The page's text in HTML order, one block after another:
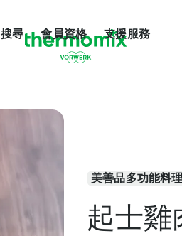
搜尋 會員資格 支援服務
美善品多功能料
起士雞